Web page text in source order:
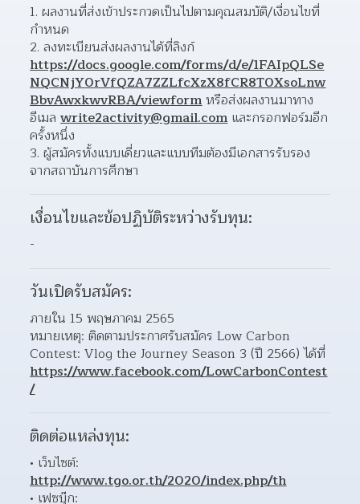
ผลงานที่ส่งเข้าประกวดเป็นไปตามคุณสมบัติ/เงื่อนไขที่
กำหนด
ลงทะเบียนส่งผลงานได้ที่ลิงก์
https://docs.google.com/forms/d/e/1FAIpQLSe
NQCNjY0rVfQZA7ZZLfcXzX8fCR8T0XsoLnw
BbvAwxkwvRBA/viewform หรือส่งผลงานมาทาง
อีเมล write2activity@gmail.com และกรอกฟอร์มอีก
ครั้งหนึ่ง
ผู้สมัครทั้งแบบเดี่ยวและแบบทีมต้องมีเอกสารรับรอง
จากสถาบันการศึกษา
เงื่อนไขและข้อปฏิบัติระหว่างรับทุน:
-
วันเปิดรับสมัคร:
ภายใน 15 พฤษภาคม 2565
หมายเหตุ: ติดตามประกาศรับสมัคร Low Carbon
https://www.facebook.com/LowCarbonContest
/
ติดต่อแหล่งทุน:
http://www.tgo.or.th/2020/index.php/th